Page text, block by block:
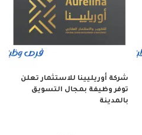
شركة أوريليينا للاستثمار تعلن
توفر وظيفة بمجال التسويق
بالمدينة